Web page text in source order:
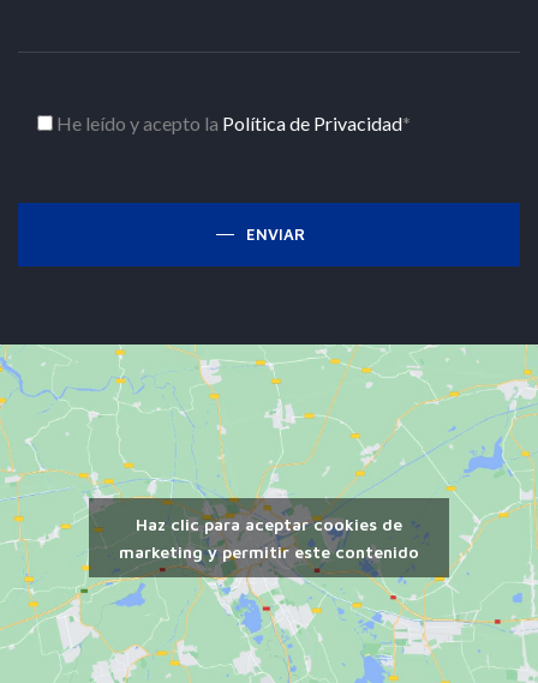
He leído y acepto la Política de Privacidad*
ENVIAR
Haz clic para aceptar cookies de
marketing y permitir este contenido